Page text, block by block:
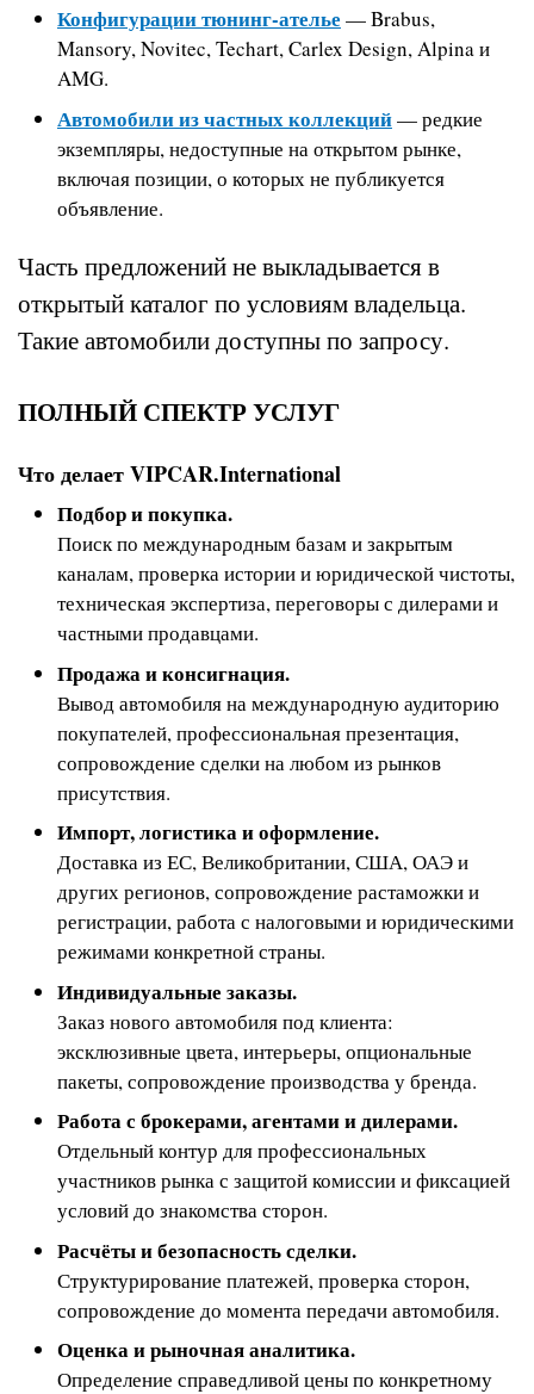
Конфигурации тюнинг-ателье — Brabus,
Mansory, Novitec, Techart, Carlex Design, Alpina и
AMG.
Автомобили из частных коллекций— редкие
экземпляры, недоступные на открытом рынке,
включая позиции, о которых не публикуется
объявление.
Часть предложений не выкладывается в
открытый каталог по условиям владельца.
Такие автомобили доступны по запросу.
ПОЛНЫЙ СПЕКТР УСЛУГ
Что делает VIPCAR.International
Подбор и покупка.
Поиск по международным базам и закрытым
каналам, проверка истории и юридической чистоты,
техническая экспертиза, переговоры с дилерами и
частными продавцами.
Продажа и консигнация.
Вывод автомобиля на международную аудиторию
покупателей, профессиональная презентация,
сопровождение сделки на любом из рынков
присутствия.
Импорт, логистика и оформление.
Доставка из ЕС, Великобритании, США, ОАЭ и
других регионов, сопровождение растаможки и
регистрации, работа с налоговыми и юридическими
режимами конкретной страны.
Индивидуальные заказы.
Заказ нового автомобиля под клиента:
эксклюзивные цвета, интерьеры, опциональные
пакеты, сопровождение производства у бренда.
Работа с брокерами, агентами и дилерами.
Отдельный контур для профессиональных
участников рынка с защитой комиссии и фиксацией
условий до знакомства сторон.
Расчёты и безопасность сделки.
Структурирование платежей, проверка сторон,
сопровождение до момента передачи автомобиля.
Оценка и рыночная аналитика.
Определение справедливой цены по конкретному